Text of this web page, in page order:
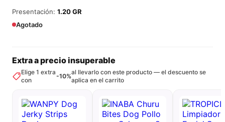
Presentación: 1.20 GR
Agotado
Extra a precio insuperable
Elige 1 extra
con
-10%
al llevarlo con este producto — el descuento se
aplica en el carrito